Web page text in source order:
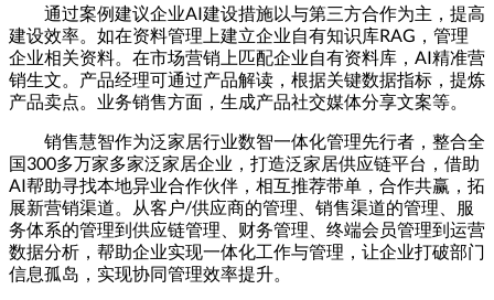
通过案例建议企业AI建设措施以与第三方合作为主，提高
建设效率。如在资料管理上建立企业自有知识库RAG，管理
企业相关资料。在市场营销上匹配企业自有资料库，AI精准营
销生文。产品经理可通过产品解读，根据关键数据指标，提炼
产品卖点。业务销售方面，生成产品社交媒体分享文案等。
销售慧智作为泛家居行业数智一体化管理先行者，整合全
国300多万家多家泛家居企业，打造泛家居供应链平台，借助
AI帮助寻找本地异业合作伙伴，相互推荐带单，合作共赢，拓
展新营销渠道。从客户/供应商的管理、销售渠道的管理、服
务体系的管理到供应链管理、财务管理、终端会员管理到运营
数据分析，帮助企业实现一体化工作与管理，让企业打破部门
信息孤岛，实现协同管理效率提升。